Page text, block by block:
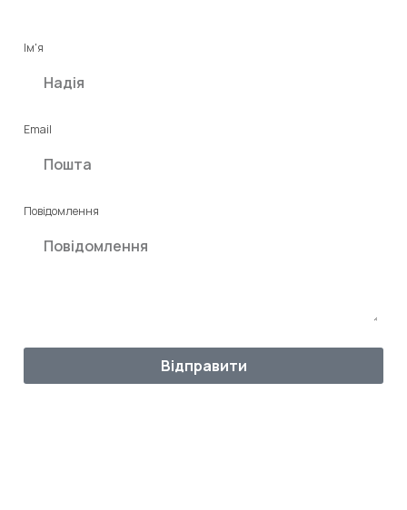
Ім'я
Email
Повідомлення
Відправити